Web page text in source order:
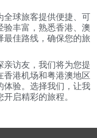
全球旅客提供便捷、可
验丰富，熟悉香港、澳
最佳路线，确保您的旅
亲访友，我们将为您提
香港机场和粤港澳地区
体验。选择我们，让我
启精彩的旅程。